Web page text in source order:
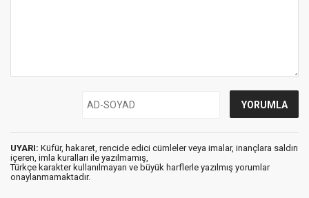
UYARI: Küfür, hakaret, rencide edici cümleler veya imalar, inançlara saldırı
içeren, imla kuralları ile yazılmamış,
Türkçe karakter kullanılmayan ve büyük harflerle yazılmış yorumlar
onaylanmamaktadır.